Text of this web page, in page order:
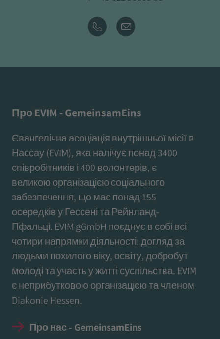
Про EVIM - GemeinsamEins
Євангелічна асоціація внутрішньої місії в
Нассау (EVIM), яка налічує понад 3400
співробітників і 400 волонтерів, є
великою організацією соціального
забезпечення, що має понад 155
осередків у Гессені та Рейнланд-
Пфальці. EVIM gGmbH поєднує в собі всі
чотири напрямки діяльності: догляд за
людьми похилого віку, освіту, добробут
молоді та участь у житті суспільства. EVIM
є неприбутковою організацією та членом
Diakonie Hessen.
Про нас - GemeinsamEins